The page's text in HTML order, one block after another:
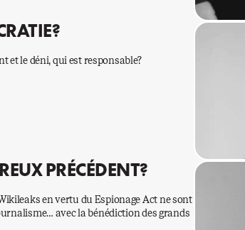
et le déni, qui est responsable?
PRÉCÉDENT?
en vertu du Espionage Act ne sont
avec la bénédiction des grands